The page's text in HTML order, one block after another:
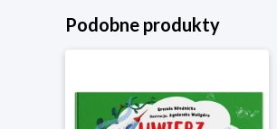
Podobne produkty